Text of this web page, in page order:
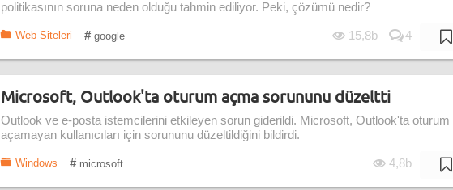
politikasının soruna neden olduğu tahmin ediliyor. Peki, çözümü nedir?
Web Siteleri # google 15,8b 4
Microsoft, Outlook'ta oturum açma sorununu düzeltti
Outlook ve e-posta istemcilerini etkileyen sorun giderildi. Microsoft, Outlook'ta oturum
açamayan kullanıcıları için sorununu düzeltildiğini bildirdi.
Windows # microsoft 4,8b